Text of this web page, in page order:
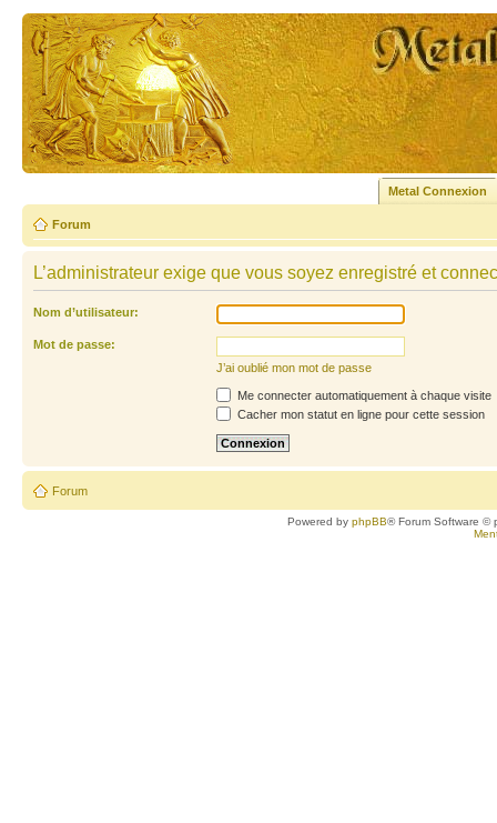
Metal Connexion
Forum
L’administrateur exige que vous soyez enregistré et
Nom d’utilisateur:
Mot de passe:
J’ai oublié mon mot de passe
Me connecter automatiquement à chaque visite
Cacher mon statut en ligne pour cette session
Forum
Powered byphpBB® Forum Software ©